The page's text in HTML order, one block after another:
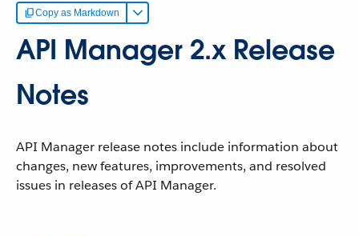
Copy as Markdown
API Manager 2.x Release
Notes
API Manager release notes include information about
changes, new features, improvements, and resolved
issues in releases of API Manager.